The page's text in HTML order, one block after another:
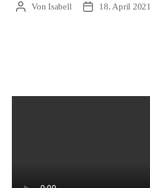
Beitragsautor
VonIsabell Beitragsdatum
18. April 2021